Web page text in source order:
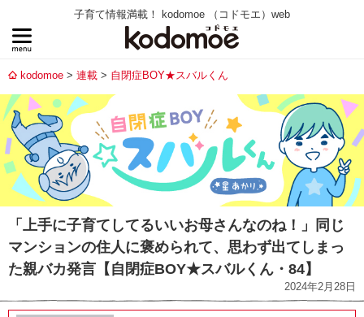
子育て情報満載！ kodomoe （コドモエ）web
kodomoe 連載 自閉症BOY★スバルくん
「上手に子育てしてるいいお母さんなのね！」同じ
マンションの住人に褒められて、思わず出てしまっ
た親バカ発言【自閉症BOY★スバルくん・84】
2024年2月28日